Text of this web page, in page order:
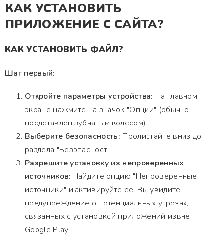
КАК УСТАНОВИТЬ
ПРИЛОЖЕНИЕ С САЙТА?
КАК УСТАНОВИТЬ ФАЙЛ?
Шаг первый:
Откройте параметры устройства: На главном
экране нажмите на значок "Опции" (обычно
представлен зубчатым колесом).
Выберите безопасность: Пролистайте вниз до
раздела "Безопасность".
Разрешите установку из непроверенных
источников: Найдите опцию "Непроверенные
источники" и активируйте её. Вы увидите
предупреждение о потенциальных угрозах,
связанных с установкой приложений извне
Google Play.